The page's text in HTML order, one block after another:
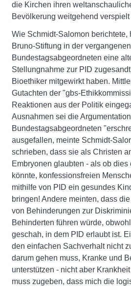
die Kirchen ihren
Bevölkerung weitgehend
Wie Schmidt-Salomon berichtete,
Bruno-Stiftung in der
Bundestagsabgeordneten eine
Stellungnahme zur PID
Bioethiker mitgewirkt haben.
Gutachten der "gbs-
Reaktionen aus der Politik
Ausnahmen sei die
Bundestagsabgeordneten
ausgefallen, meinte Schmidt-
schrieben, dass sie als Christen
Embryonen glaubten - als ob dies
könnte, konfessionsfreien
mithilfe von PID ein gesundes
bringen! Andere meinten, dass
von Behinderungen zur
Behinderten führen würde,
geschah, in dem PID erlaubt ist.
den einfachen Sachverhalt nicht
darum gehen muss, Kranke und
unterstützen - nicht aber
muss zugeben, dass mich die